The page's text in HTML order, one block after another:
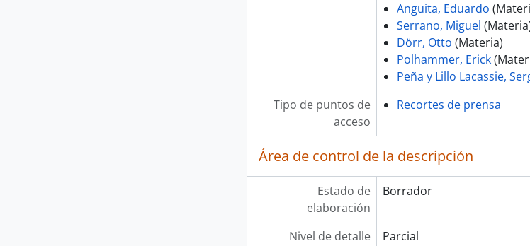
Anguita, Eduardo
Serrano, Miguel
Dörr, Otto (Materia)
Polhammer, Erick
Peña y Lillo Lacassie,
Tipo de puntos de
acceso
Recortes de prensa
Área de control de la descripción
Estado de
elaboración
Borrador
Nivel de detalle
Parcial